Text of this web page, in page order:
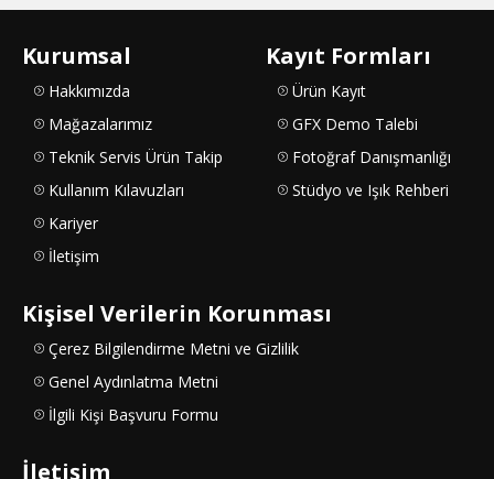
Kurumsal
Hakkımızda
Mağazalarımız
Teknik Servis Ürün Takip
Kullanım Kılavuzları
Kariyer
İletişim
Kayıt Formları
Ürün Kayıt
GFX Demo Talebi
Fotoğraf Danışmanlığı
Stüdyo ve Işık Rehberi
Kişisel Verilerin Korunması
Çerez Bilgilendirme Metni ve Gizlilik
Genel Aydınlatma Metni
İlgili Kişi Başvuru Formu
İletişim